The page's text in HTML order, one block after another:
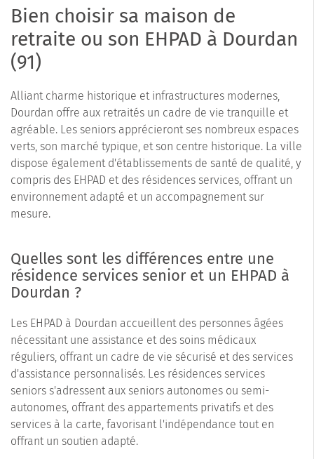
Bien choisir sa maison de
retraite ou son EHPAD à Dourdan
(91)
Alliant charme historique et infrastructures modernes,
Dourdan offre aux retraités un cadre de vie tranquille et
agréable. Les seniors apprécieront ses nombreux espaces
verts, son marché typique, et son centre historique. La ville
dispose également d'établissements de santé de qualité, y
compris des EHPAD et des résidences services, offrant un
environnement adapté et un accompagnement sur
mesure.
Quelles sont les différences entre une
résidence services senior et un EHPAD à
Dourdan ?
Les EHPAD à Dourdan accueillent des personnes âgées
nécessitant une assistance et des soins médicaux
réguliers, offrant un cadre de vie sécurisé et des services
d'assistance personnalisés. Les résidences services
seniors s'adressent aux seniors autonomes ou semi-
autonomes, offrant des appartements privatifs et des
services à la carte, favorisant l'indépendance tout en
offrant un soutien adapté.